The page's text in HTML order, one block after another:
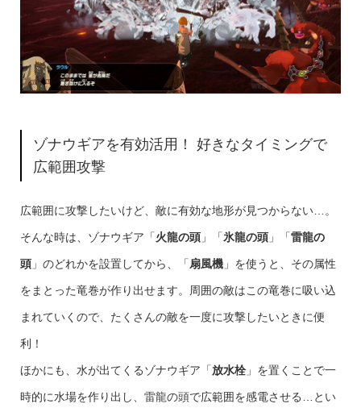
ゾナウギアを有効活用！ 好きなタイミングで
広範囲攻撃
広範囲に攻撃したいけど、敵に有効な地形が見つからない…。
そんな時は、ゾナウギア「火龍の頭」「氷龍の頭」「雷龍の
頭」のどれかを設置してから、「扇風機」を使うと、その属性
をまとった竜巻が作り出せます。周囲の敵はこの竜巻に吸い込
まれていくので、たくさんの敵を一度に攻撃したいときに便
利！
ほかにも、水が出てくるゾナウギア「放水栓」を置くことで一
時的に水場を作り出し、雷龍の頭で広範囲を感電させる…とい